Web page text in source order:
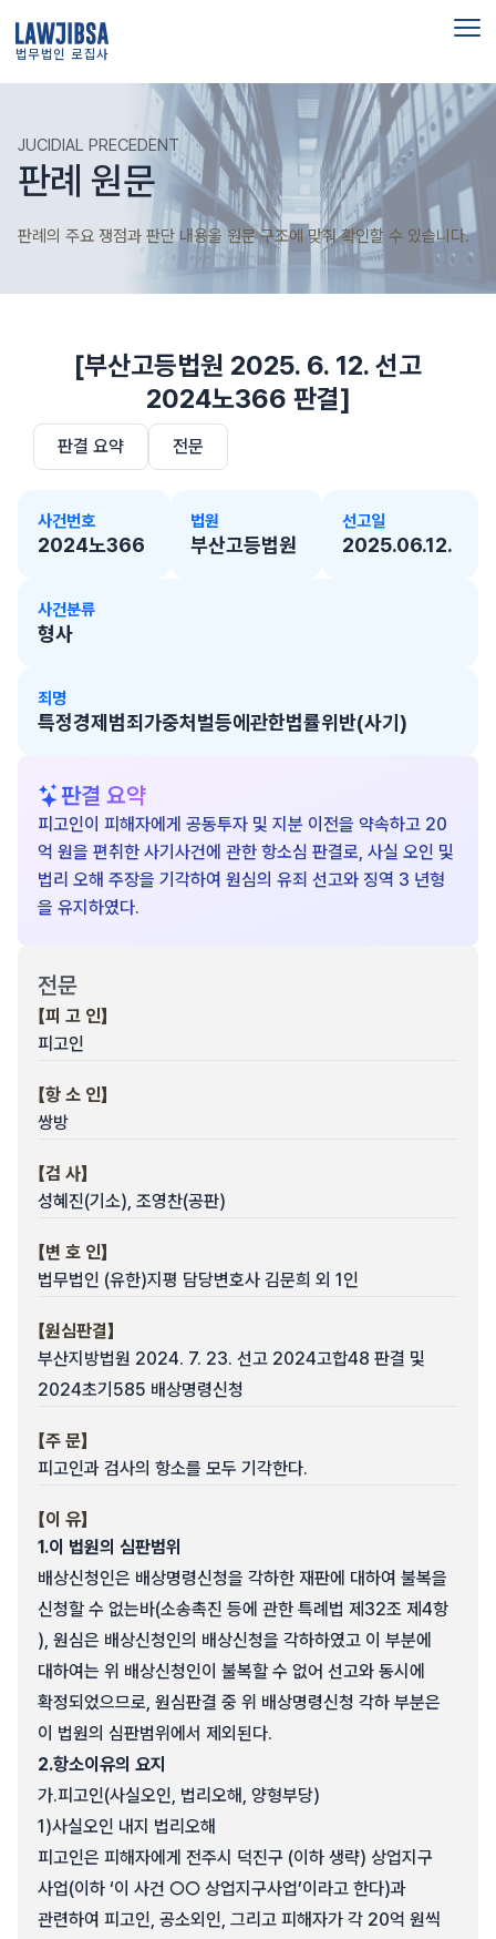
법무법인 로집사
JUCIDIAL PRECEDENT
판례 원문
판례의 주요 쟁점과 판단 내용을 원문 구조에 맞춰 확인할 수 있습니다.
[부산고등법원 2025. 6. 12. 선고
2024노366 판결]
판결 요약 전문
사건번호
2024노366
법원
부산고등법원
선고일
2025.06.12.
사건분류
형사
죄명
특정경제범죄가중처벌등에관한법률위반(사기)
판결 요약
피고인이 피해자에게 공동투자 및 지분 이전을 약속하고 20
억 원을 편취한 사기사건에 관한 항소심 판결로, 사실 오인 및
법리 오해 주장을 기각하여 원심의 유죄 선고와 징역 3 년형
을 유지하였다.
전문
【피 고 인】
피고인
【항 소 인】
쌍방
【검 사】
성혜진(기소), 조영찬(공판)
【변 호 인】
법무법인 (유한)지평 담당변호사 김문희 외 1인
【원심판결】
부산지방법원 2024. 7. 23. 선고 2024고합48 판결 및
2024초기585 배상명령신청
【주 문】
피고인과 검사의 항소를 모두 기각한다.
【이 유】
1.이 법원의 심판범위
배상신청인은 배상명령신청을 각하한 재판에 대하여 불복을
신청할 수 없는바(소송촉진 등에 관한 특례법 제32조 제4항
), 원심은 배상신청인의 배상신청을 각하하였고 이 부분에
대하여는 위 배상신청인이 불복할 수 없어 선고와 동시에
확정되었으므로, 원심판결 중 위 배상명령신청 각하 부분은
이 법원의 심판범위에서 제외된다.
2.항소이유의 요지
가.피고인(사실오인, 법리오해, 양형부당)
1)사실오인 내지 법리오해
피고인은 피해자에게 전주시 덕진구 (이하 생략) 상업지구
사업(이하 ‘이 사건 ○○ 상업지구사업’이라고 한다)과
관련하여 피고인, 공소외인, 그리고 피해자가 각 20억 원씩